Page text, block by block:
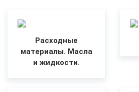
Расходные
материалы. Масла
и жидкости.